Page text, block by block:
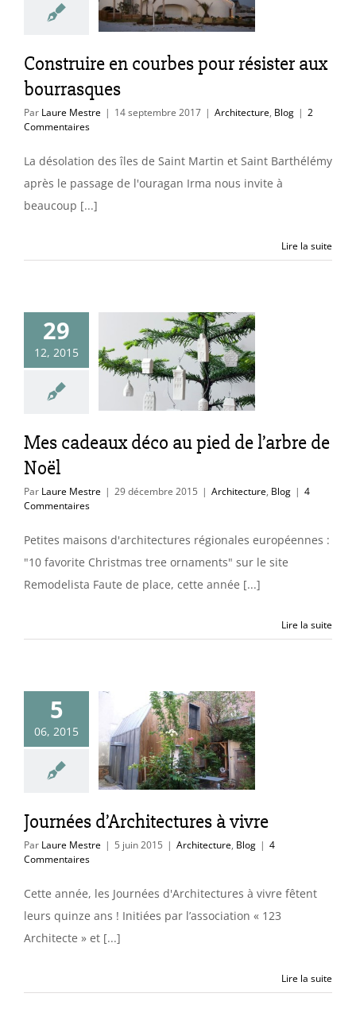
Construire en courbes pour résister aux
bourrasques
Par Laure Mestre | 14 septembre 2017 | Architecture, Blog | 2
Commentaires
La désolation des îles de Saint Martin et Saint Barthélémy
après le passage de l'ouragan Irma nous invite à
beaucoup [...]
Lire la suite
29
12, 2015
déco
de l’arbre
Mes cadeaux déco au pied de l’arbre de
Noël
Par Laure Mestre | 29 décembre 2015 | Architecture, Blog | 4
Commentaires
Petites maisons d'architectures régionales européennes :
"10 favorite Christmas tree ornaments" sur le site
Remodelista Faute de place, cette année [...]
Lire la suite
5
06, 2015
à
Journées d’Architectures à vivre
Par Laure Mestre | 5 juin 2015 | Architecture, Blog | 4
Commentaires
Cette année, les Journées d'Architectures à vivre fêtent
leurs quinze ans ! Initiées par l’association « 123
Architecte » et [...]
Lire la suite